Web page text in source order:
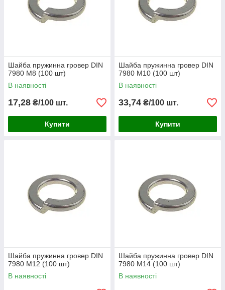
Шайба пружинна гровер DIN
7980 М8 (100 шт)
В наявності
17,28 ₴/100 шт.
Купити
Шайба пружинна гровер DIN
7980 М10 (100 шт)
В наявності
33,74 ₴/100 шт.
Купити
Шайба пружинна гровер DIN
7980 М12 (100 шт)
В наявності
Шайба пружинна гровер DIN
7980 М14 (100 шт)
В наявності